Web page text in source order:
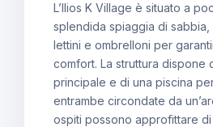
L’Ilios K Village è situato a
splendida spiaggia di
lettini e ombrelloni per
comfort. La struttura dispone
principale e di una piscina
entrambe circondate da
ospiti possono approfittare di